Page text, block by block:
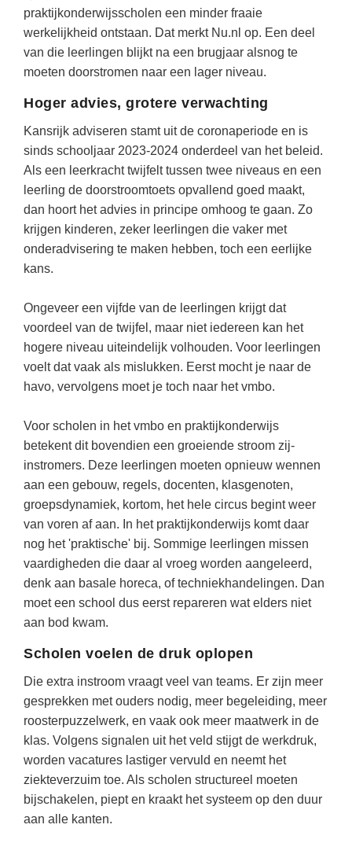
Almere(23)
Dordrecht (21)
Zoetermeer(13)
Eindhoven (13)
Amersfoort(11)
Lelystad(10)
Klassieke Talen
Letterkunde
Levensbeschouwing
Maatschappijleer
Muziek
Natuurkunde
Nederlands
Rekenen / Wiskunde
Scheikunde
Studievaardigheden
Topografie
Verzorging
THEMA'S
Budgetteren
De boerderij
Duurzaamheid
Eerste wereldoorlog
Godsdienstonderwijs
Kerstfeest
Kinderboekenweek
Kleurplaten
Mediawijsheid
Meesterbaan onderwijsvacatures
LEERMETHODEN
Biologie
Examentraining
Frans
Geschiedenis
Media
Nederlands
Sociale vaardigheden
Studievaardigheden
Taalvaardigheden
LESMATERIAAL
Beeldende Vorming
Biologie
Geld PO
Geld VO
Geschiedenis
Maatschappijleer
Rekenen
Sociale vaardigheden
Taalvaardigheid
Vakoverstijgend
Verzorging
MEER...
AI voor het onderwijs
Kruiswoordpuzzels
praktijkonderwijsscholen een minder fraaie
werkelijkheid ontstaan. Dat merkt Nu.nl op. Een deel
van die leerlingen blijkt na een brugjaar alsnog te
moeten doorstromen naar een lager niveau.
Hoger advies, grotere verwachting
Kansrijk adviseren stamt uit de coronaperiode en is
sinds schooljaar 2023-2024 onderdeel van het beleid.
Als een leerkracht twijfelt tussen twee niveaus en een
leerling de doorstroomtoets opvallend goed maakt,
dan hoort het advies in principe omhoog te gaan. Zo
krijgen kinderen, zeker leerlingen die vaker met
onderadvisering te maken hebben, toch een eerlijke
kans.
Ongeveer een vijfde van de leerlingen krijgt dat
voordeel van de twijfel, maar niet iedereen kan het
hogere niveau uiteindelijk volhouden. Voor leerlingen
voelt dat vaak als mislukken. Eerst mocht je naar de
havo, vervolgens moet je toch naar het vmbo.
Voor scholen in het vmbo en praktijkonderwijs
betekent dit bovendien een groeiende stroom zij-
instromers. Deze leerlingen moeten opnieuw wennen
aan een gebouw, regels, docenten, klasgenoten,
groepsdynamiek, kortom, het hele circus begint weer
van voren af aan. In het praktijkonderwijs komt daar
nog het 'praktische' bij. Sommige leerlingen missen
vaardigheden die daar al vroeg worden aangeleerd,
denk aan basale horeca, of techniekhandelingen. Dan
moet een school dus eerst repareren wat elders niet
aan bod kwam.
Scholen voelen de druk oplopen
Die extra instroom vraagt veel van teams. Er zijn meer
gesprekken met ouders nodig, meer begeleiding, meer
roosterpuzzelwerk, en vaak ook meer maatwerk in de
klas. Volgens signalen uit het veld stijgt de werkdruk,
worden vacatures lastiger vervuld en neemt het
ziekteverzuim toe. Als scholen structureel moeten
bijschakelen, piept en kraakt het systeem op den duur
aan alle kanten.